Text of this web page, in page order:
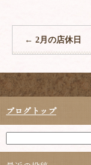
← 2月の店休日
ブログトップ